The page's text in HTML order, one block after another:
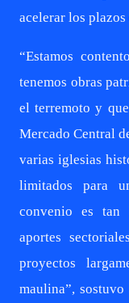
acelerar los
“Estamos
tenemos obras
el terremoto y
Mercado Central
varias iglesias
limitados para
convenio es tan
aportes
proyectos
maulina”,